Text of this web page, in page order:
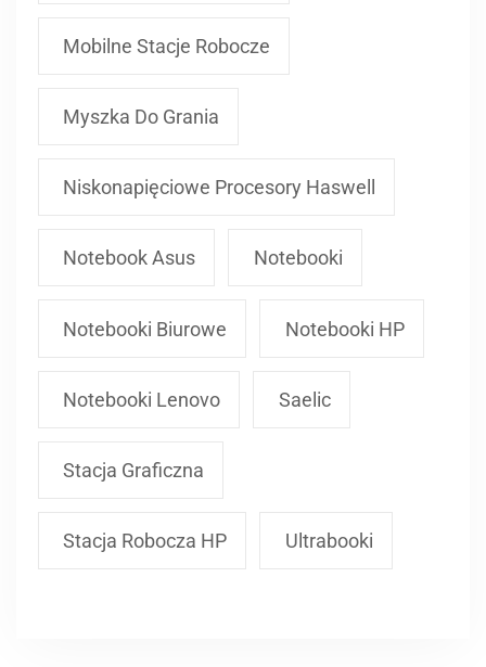
Mobilne Stacje Robocze
Myszka Do Grania
Niskonapięciowe Procesory Haswell
Notebook Asus Notebooki
Notebooki Biurowe Notebooki HP
Notebooki Lenovo Saelic
Stacja Graficzna
Stacja Robocza HP Ultrabooki